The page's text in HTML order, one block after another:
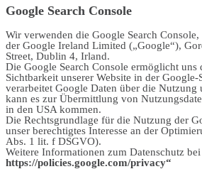
Google Search Console
Wir verwenden die Google Search
der Google Ireland Limited („Google“),
Street, Dublin 4, Irland.
Die Google Search Console ermöglicht uns
Sichtbarkeit unserer Website in der
verarbeitet Google Daten über die Nutzung
kann es zur Übermittlung von
in den USA kommen.
Die Rechtsgrundlage für die Nutzung der
unser berechtigtes Interesse an der
Abs. 1 lit. f DSGVO).
Weitere Informationen zum Datenschutz
https://policies.google.com/privacy“